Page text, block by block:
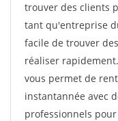
trouver des clients
tant qu'entreprise
facile de trouver
réaliser
vous permet de
instantannée avec
professionnels